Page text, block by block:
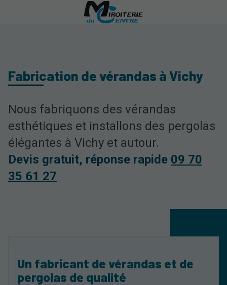
Fabrication de vérandas à Vichy
Nous fabriquons des vérandas
esthétiques et installons des pergolas
élégantes à Vichy et autour.
Devis gratuit, réponse rapide 09 70
35 61 27
Un fabricant de vérandas et de
pergolas de qualité